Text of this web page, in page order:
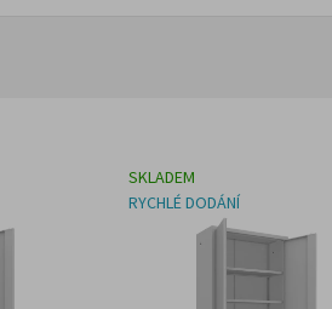
SKLADEM
RYCHLÉ DODÁNÍ